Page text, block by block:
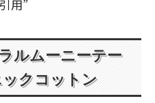
用”
ルムーニーテー
クコットン